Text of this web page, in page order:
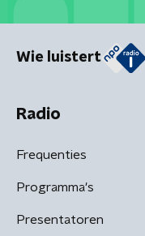
Wie luistert
Radio
Frequenties
Programma's
Presentatoren